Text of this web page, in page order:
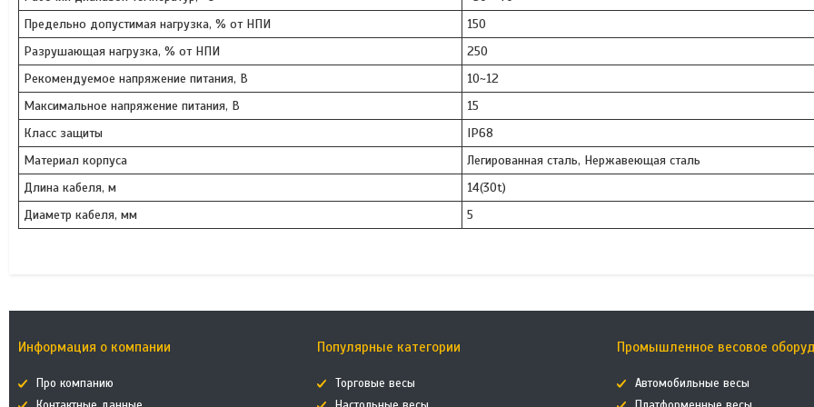
Предельно допустимая нагрузка, % от НПИ
150
Разрушающая нагрузка, % от НПИ
250
Рекомендуемое напряжение питания, В
10~12
Максимальное напряжение питания, В
15
Класс защиты
IP68
Материал корпуса
Легированная сталь, Нержавеющая сталь
Длина кабеля, м
14(30t)
Диаметр кабеля, мм
5
Информация о компании
Про компанию
Популярные категории
Торговые весы
Промышленное весовое
Автомобильные весы